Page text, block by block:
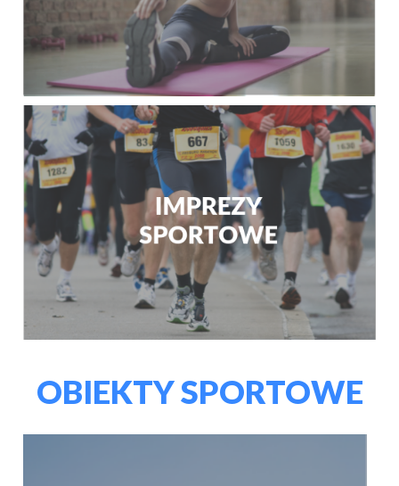
OBIEKTY SPORTOWE